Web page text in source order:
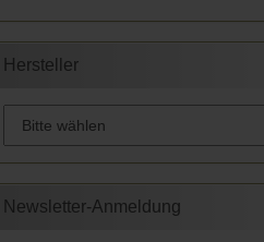
Hersteller
Newsletter-Anmeldung